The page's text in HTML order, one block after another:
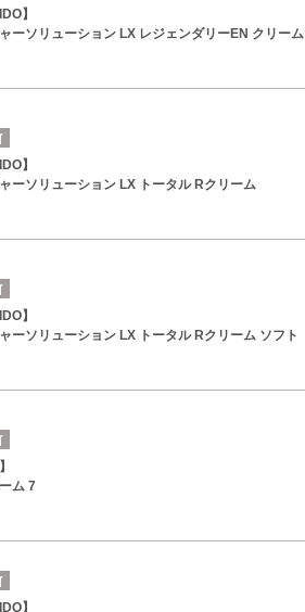
】
ーソリューション LX レジェンダリーEN クリーム
】
ーソリューション LX トータル Rクリーム
】
ーソリューション LX トータル Rクリーム ソフト
ム 7
】